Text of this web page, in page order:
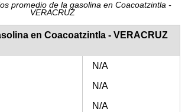
promedio de la gasolina en Coacoatzintla -
VERACRUZ
en Coacoatzintla - VERACRUZ
N/A
N/A
N/A